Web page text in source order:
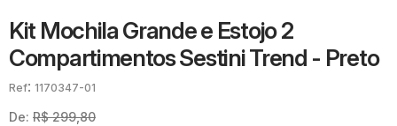
Kit Mochila Grande e Estojo 2
Compartimentos Sestini Trend - Preto
: 1170347-01
De: R$ 299,80